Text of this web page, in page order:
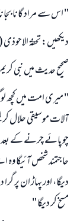
" اس سے مراد گانا
ديكھيں: تحفۃ الاحوذى ( 4 /
صحيح حديث ميں نبى
" ميرى امت ميں كچھ
آلات موسيقى حلال كر
چوپائے چرنے كے بعد
حاجتمند شخص آئيگا وہ
ديگا، اور پہاڑ ان پر
مسخ كر ديگا "